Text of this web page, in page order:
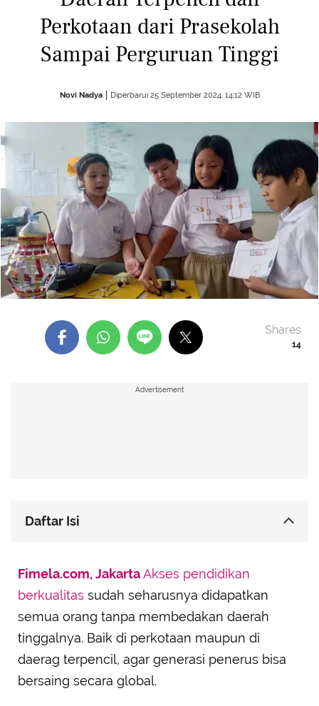
Perkotaan dari Prasekolah
Sampai Perguruan Tinggi
Novi Nadya Diperbarui 25 September 2024, 14:12 WIB
14
Shares
Advertisement
Daftar Isi
Penerimaan Peserta Didik Baru
Fimela.com, JakartaAkses pendidikan
berkualitas sudah seharusnya didapatkan
semua orang tanpa membedakan daerah
tinggalnya. Baik di perkotaan maupun di
daerag terpencil, agar generasi penerus bisa
bersaing secara global.